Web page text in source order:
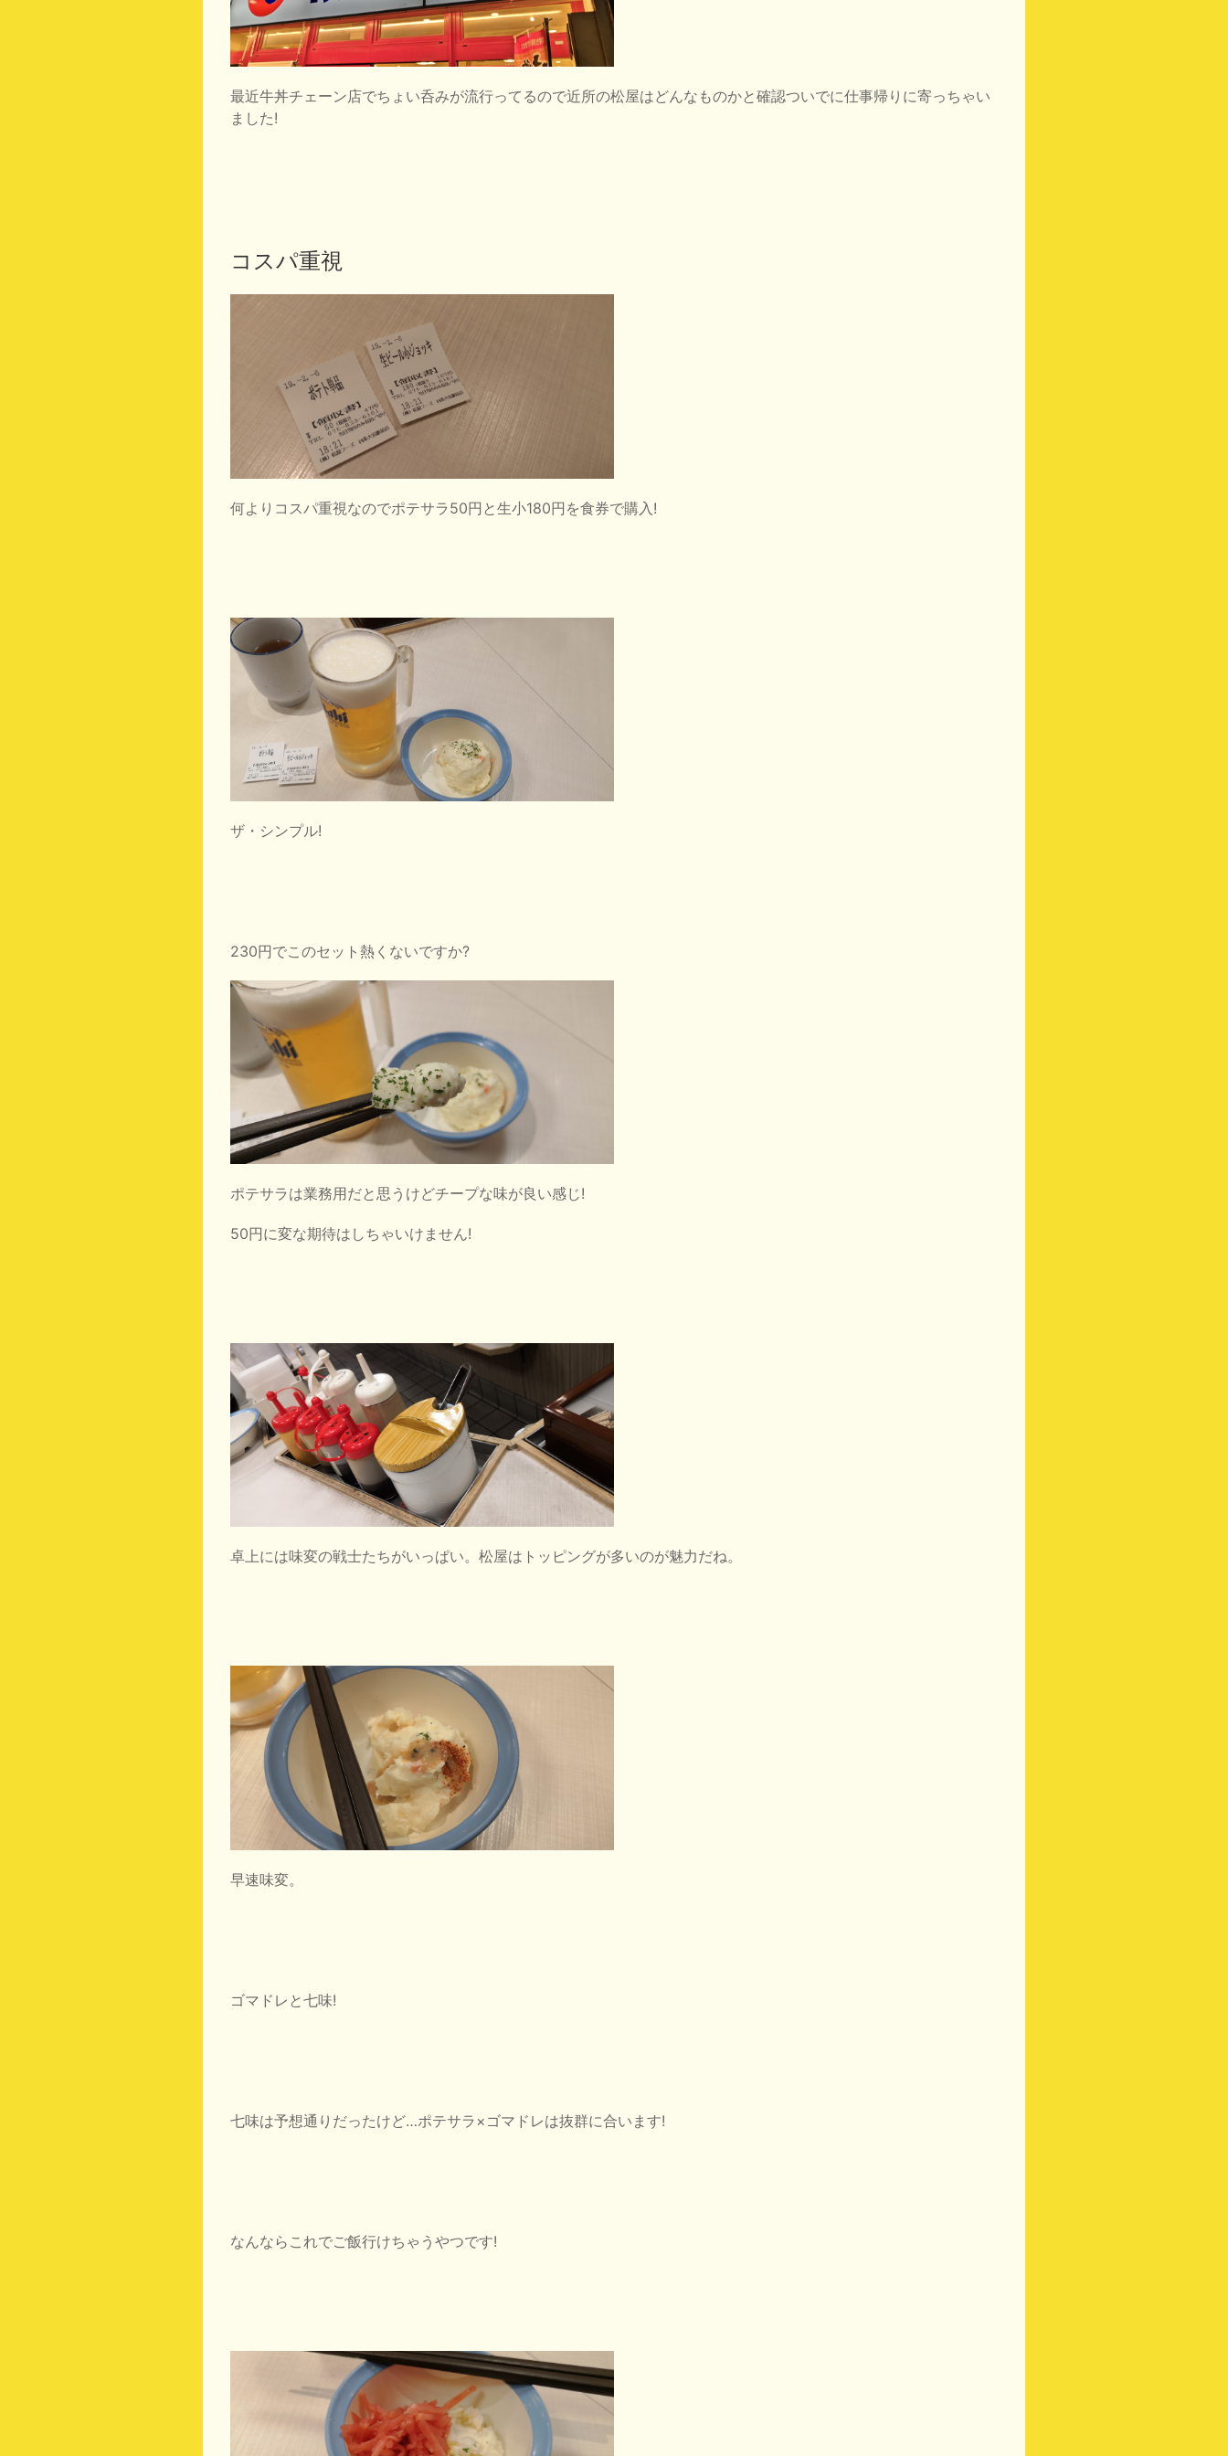
最近牛丼チェーン店でちょい呑みが流行ってるので近所の松屋はどんなものかと確認ついでに仕事帰りに寄っちゃい
ました!
コスパ重視
何よりコスパ重視なのでポテサラ50円と生小180円を食券で購入!
ザ・シンプル!
230円でこのセット熱くないですか?
ポテサラは業務用だと思うけどチープな味が良い感じ!
50円に変な期待はしちゃいけません!
卓上には味変の戦士たちがいっぱい。松屋はトッピングが多いのが魅力だね。
早速味変。
ゴマドレと七味!
七味は予想通りだったけど…ポテサラ×ゴマドレは抜群に合います!
なんならこれでご飯行けちゃうやつです!